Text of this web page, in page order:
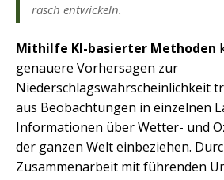
rasch entwickeln.
Mithilfe KI-basierter Methoden
genauere Vorhersagen zur
Niederschlagswahrscheinlichkeit
aus Beobachtungen in einzelnen
Informationen über Wetter- und
der ganzen Welt einbeziehen.
Zusammenarbeit mit führenden